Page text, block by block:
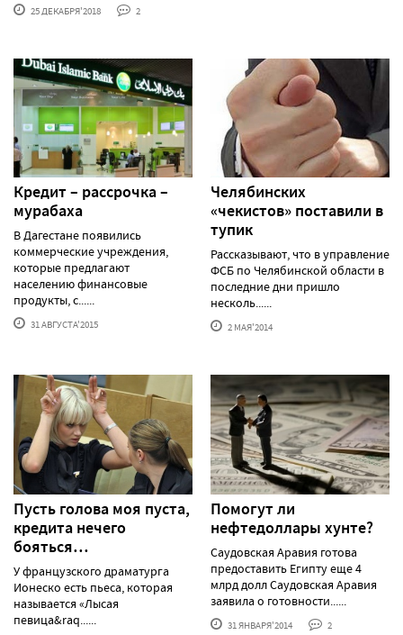
25 ДЕКАБРЯ'2018 2
Кредит – рассрочка –
мурабаха
В Дагестане появились
коммерческие учреждения,
которые предлагают
населению финансовые
продукты, с......
31 АВГУСТА'2015
Челябинских
«чекистов» поставили в
тупик
Рассказывают, что в управление
ФСБ по Челябинской области в
последние дни пришло
несколь......
2 МАЯ'2014
Пусть голова моя пуста,
кредита нечего
бояться…
У французского драматурга
Ионеско есть пьеса, которая
называется «Лысая
певица&raq......
Помогут ли
нефтедоллары хунте?
Саудовская Аравия готова
предоставить Египту еще 4
млрд долл Саудовская Аравия
заявила о готовности......
31 ЯНВАРЯ'2014 2